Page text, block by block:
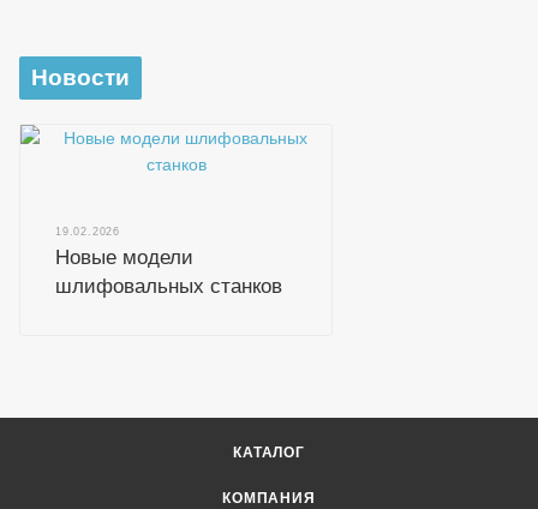
Новости
19.02.2026
Новые модели
шлифовальных станков
КАТАЛОГ
КОМПАНИЯ